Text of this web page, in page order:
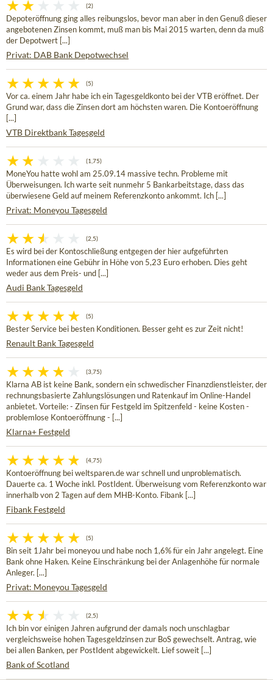
(2)
Depoteröffnung ging alles reibungslos, bevor man aber in den Genuß dieser
angebotenen Zinsen kommt, muß man bis Mai 2015 warten, denn da muß
der Depotwert [...]
Privat: DAB Bank Depotwechsel
(5)
Vor ca. einem Jahr habe ich ein Tagesgeldkonto bei der VTB eröffnet. Der
Grund war, dass die Zinsen dort am höchsten waren. Die Kontoeröffnung
[...]
VTB Direktbank Tagesgeld
(1,75)
MoneYou hatte wohl am 25.09.14 massive techn. Probleme mit
Überweisungen. Ich warte seit nunmehr 5 Bankarbeitstage, dass das
überwiesene Geld auf meinem Referenzkonto ankommt. Ich [...]
Privat: Moneyou Tagesgeld
(2,5)
Es wird bei der Kontoschließung entgegen der hier aufgeführten
Informationen eine Gebühr in Höhe von 5,23 Euro erhoben. Dies geht
weder aus dem Preis- und [...]
Audi Bank Tagesgeld
(5)
Bester Service bei besten Konditionen. Besser geht es zur Zeit nicht!
Renault Bank Tagesgeld
(3,75)
Klarna AB ist keine Bank, sondern ein schwedischer Finanzdienstleister, der
rechnungsbasierte Zahlungslösungen und Ratenkauf im Online-Handel
anbietet. Vorteile: - Zinsen für Festgeld im Spitzenfeld - keine Kosten -
problemlose Kontoeröffnung - [...]
Klarna+ Festgeld
(4,75)
Kontoeröffnung bei weltsparen.de war schnell und unproblematisch.
Dauerte ca. 1 Woche inkl. PostIdent. Überweisung vom Referenzkonto war
innerhalb von 2 Tagen auf dem MHB-Konto. Fibank [...]
Fibank Festgeld
(5)
Bin seit 1Jahr bei moneyou und habe noch 1,6% für ein Jahr angelegt. Eine
Bank ohne Haken. Keine Einschränkung bei der Anlagenhöhe für normale
Anleger. [...]
Privat: Moneyou Tagesgeld
(2,5)
Ich bin vor einigen Jahren aufgrund der damals noch unschlagbar
vergleichsweise hohen Tagesgeldzinsen zur BoS gewechselt. Antrag, wie
bei allen Banken, per PostIdent abgewickelt. Lief soweit [...]
Bank of Scotland